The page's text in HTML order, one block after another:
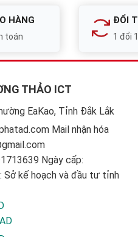
HÀNG
toán
ĐỔI
1 đổi
THẢO ICT
EaKao, Tỉnh Đắk Lắk
Mail nhận hóa
Ngày cấp:
kế hoạch và đầu tư tỉnh